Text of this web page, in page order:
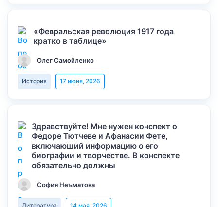
«Февральская революция 1917 года
кратко в таблице»
Олег Самойленко
История 17 июня, 2026
Здравствуйте! Мне нужен конспект о
Федоре Тютчеве и Афанасии Фете,
включающий информацию о его
биографии и творчестве. В конспекте
обязательно должны
София Неъматова
Литература 14 мая, 2026